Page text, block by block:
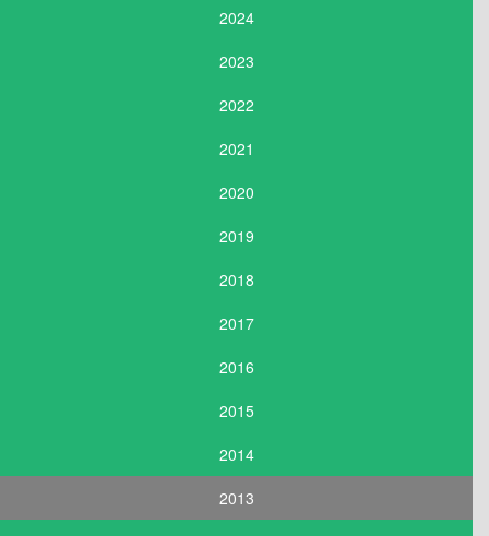
2024
2023
2022
2021
2020
2019
2018
2017
2016
2015
2014
2013